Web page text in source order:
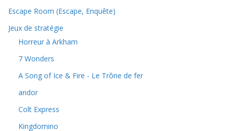
Escape Room (Escape, Enquête)
Jeux de stratégie
Horreur à Arkham
7 Wonders
A Song of Ice & Fire - Le Trône de fer
andor
Colt Express
Kingdomino